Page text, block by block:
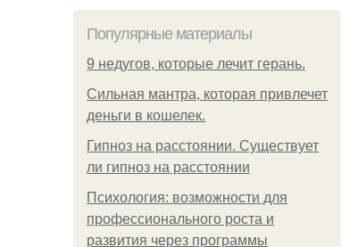
Популярные материалы
9 недугов, которые лечит герань.
Сильная мантра, которая привлечет
деньги в кошелек.
Гипноз на расстоянии. Существует
ли гипноз на расстоянии
Психология: возможности для
профессионального роста и
развития через программы